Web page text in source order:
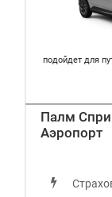
подойдет для
Палм
Аэропорт